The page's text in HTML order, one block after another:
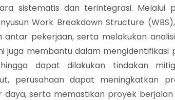
sistematis dan terintegrasi. Melalui
Work Breakdown Structure
antar pekerjaan, serta melakukan
juga membantu dalam
dapat dilakukan tindakan
perusahaan dapat meningkatkan
daya, serta memastikan proyek